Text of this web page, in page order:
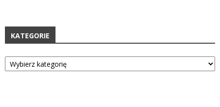
KATEGORIE
Kategorie